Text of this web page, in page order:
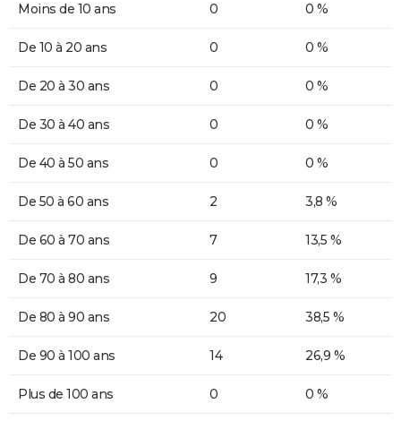
Moins de 10 ans 0 0 %
De 10 à 20 ans 0 0 %
De 20 à 30 ans 0 0 %
De 30 à 40 ans 0 0 %
De 40 à 50 ans 0 0 %
De 50 à 60 ans 2 3,8 %
De 60 à 70 ans 7 13,5 %
De 70 à 80 ans 9 17,3 %
De 80 à 90 ans 20 38,5 %
De 90 à 100 ans 14 26,9 %
Plus de 100 ans 0 0 %